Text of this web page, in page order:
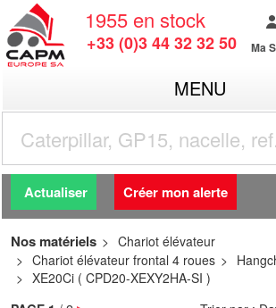
1955 en stock
+33 (0)3 44 32 32 50 Ma
MENU
Actualiser Créer mon alerte
Nos matériels
Chariot élévateur
Chariot élévateur frontal 4 roues
XE20Ci ( CPD20-XEXY2HA-SI )